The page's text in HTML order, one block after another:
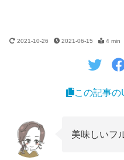
2021-10-26 2021-06-15 4 min
この記事の
美味しいフ